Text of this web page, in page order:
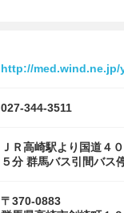
http://med.wind.ne.jp/
027-344-3511
ＪＲ高崎駅より国道４
５分 群馬バス引間バス
〒370-0883